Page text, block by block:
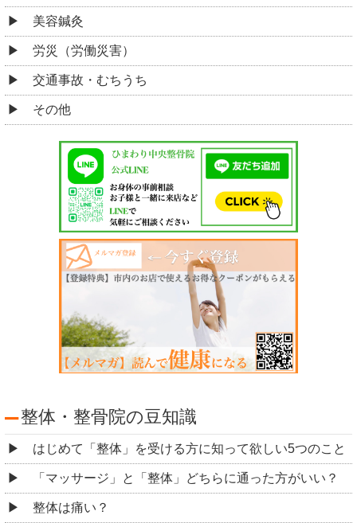
美容鍼灸
労災（労働災害）
交通事故・むちうち
その他
整体・整骨院の豆知識
はじめて「整体」を受ける方に知って欲しい5つのこと
「マッサージ」と「整体」どちらに通った方がいい？
整体は痛い？